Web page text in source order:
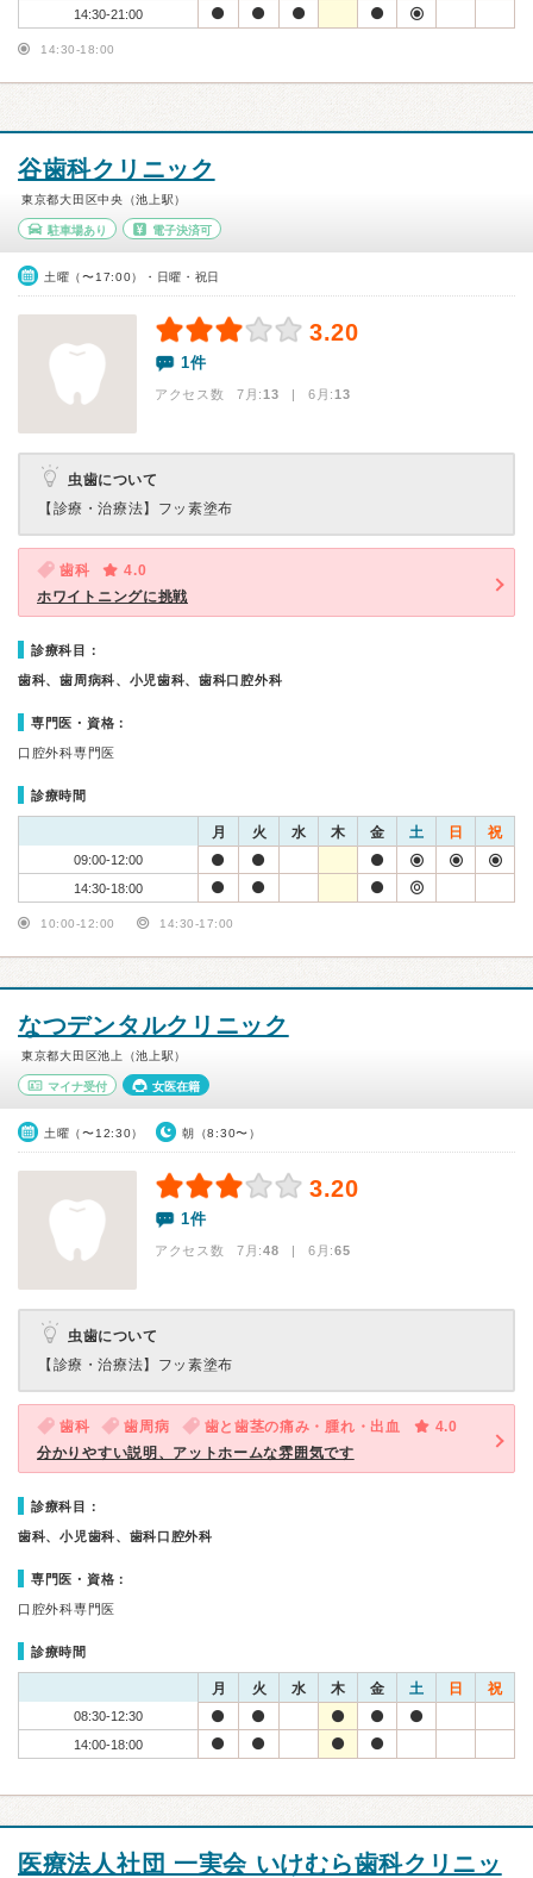
14:30-21:00
14:30-18:00
谷歯科クリニック
東京都大田区中央（池上駅）
駐車場あり 電子決済可
土曜（〜17:00）・日曜・祝日
3.20
1件
アクセス数 7月:13 | 6月:13
虫歯について
【診療・治療法】 フッ素塗布
歯科
4.0
ホワイトニングに挑戦
診療科目：
歯科、歯周病科、小児歯科、歯科口腔外科
専門医・資格：
口腔外科専門医
診療時間
月 火 水 木 金 土 日 祝
09:00-12:00
14:30-18:00
10:00-12:00 14:30-17:00
なつデンタルクリニック
東京都大田区池上（池上駅）
マイナ受付 女医在籍
土曜（〜12:30） 朝（8:30〜）
3.20
1件
アクセス数 7月:48 | 6月:65
虫歯について
【診療・治療法】 フッ素塗布
歯科 歯周病 歯と歯茎の痛み・腫れ・出血
4.0
分かりやすい説明、アットホームな雰囲気です
診療科目：
歯科、小児歯科、歯科口腔外科
専門医・資格：
口腔外科専門医
診療時間
月 火 水 木 金 土 日 祝
08:30-12:30
14:00-18:00
医療法人社団 一実会 いけむら歯科クリニッ